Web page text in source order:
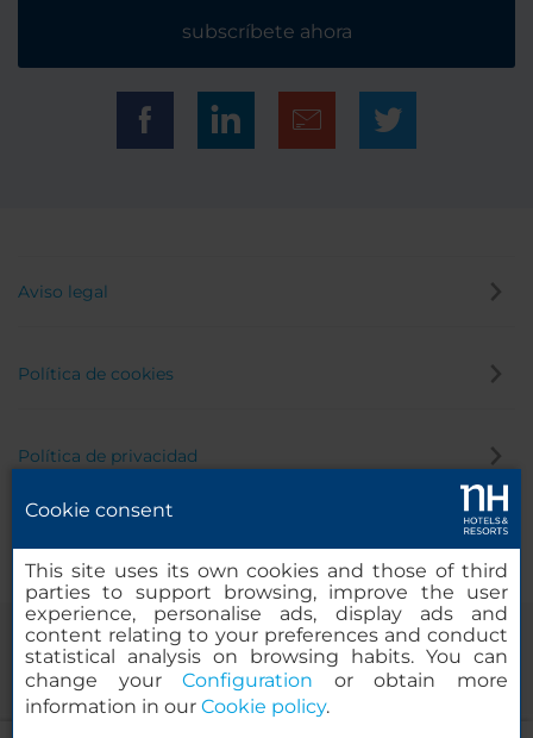
subscríbete ahora
Aviso legal
Política de cookies
Política de privacidad
Cookie consent
This site uses its own cookies and those of third
parties to support browsing, improve the user
experience, personalise ads, display ads and
content relating to your preferences and conduct
statistical analysis on browsing habits. You can
change yourConfiguration or obtain more
information in our Cookie policy.